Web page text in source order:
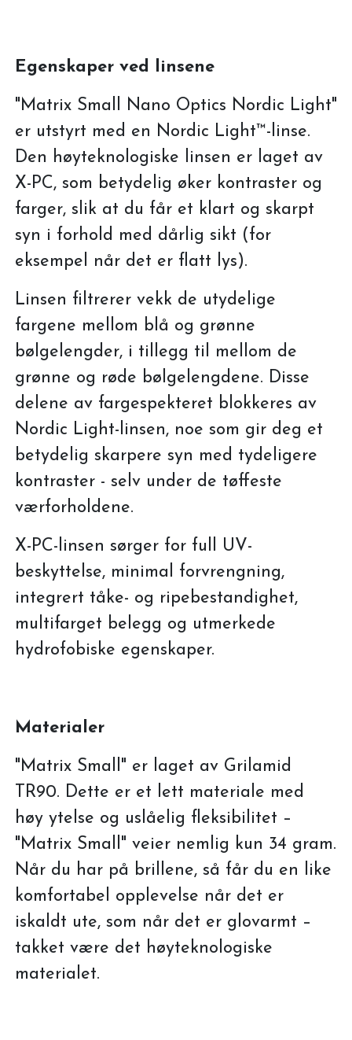
Egenskaper ved linsene
"Matrix Small Nano Optics Nordic Light"
er utstyrt med en Nordic Light™-linse.
Den høyteknologiske linsen er laget av
X-PC, som betydelig øker kontraster og
farger, slik at du får et klart og skarpt
syn i forhold med dårlig sikt (for
eksempel når det er flatt lys).
Linsen filtrerer vekk de utydelige
fargene mellom blå og grønne
bølgelengder, i tillegg til mellom de
grønne og røde bølgelengdene. Disse
delene av fargespekteret blokkeres av
Nordic Light-linsen, noe som gir deg et
betydelig skarpere syn med tydeligere
kontraster - selv under de tøffeste
værforholdene.
X-PC-linsen sørger for full UV-
beskyttelse, minimal forvrengning,
integrert tåke- og ripebestandighet,
multifarget belegg og utmerkede
hydrofobiske egenskaper.
Materialer
"Matrix Small" er laget av Grilamid
TR90. Dette er et lett materiale med
høy ytelse og uslåelig fleksibilitet –
"Matrix Small" veier nemlig kun 34 gram.
Når du har på brillene, så får du en like
komfortabel opplevelse når det er
iskaldt ute, som når det er glovarmt –
takket være det høyteknologiske
materialet.